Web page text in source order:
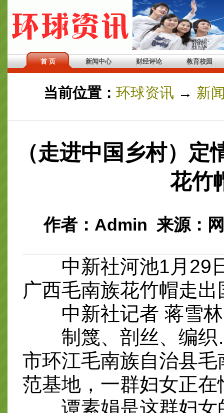
首 页 新闻中心 财经评论 教育校园
当前位置： 环球资讯 → 新
（走进中国乡村）
花竹
作者：Admin 来源：网
中新社河池1月29日
广西毛南族花竹帽走出
中新社记者 蒋雪林
制篾、剖丝、编织
市环江毛南族自治县
范基地，一群妇女正
谭素娟是这群妇女